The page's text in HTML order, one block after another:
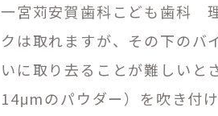
一宮苅安賀歯科こども歯科
クは取れますが、その下のバ
いに取り去ることが難しいと
14μmのパウダー）を吹き付